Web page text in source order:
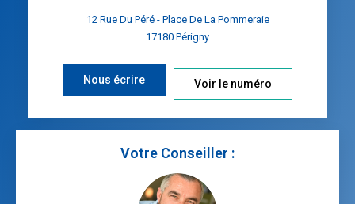
12 Rue Du Péré - Place De La Pommeraie
17180 Périgny
Nous écrire Voir le numéro
Votre Conseiller :